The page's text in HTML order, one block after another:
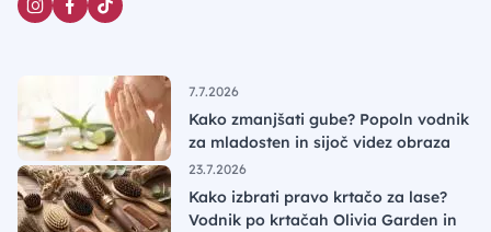
7.7.2026
Kako zmanjšati gube? Popoln vodnik
za mladosten in sijoč videz obraza
23.7.2026
Kako izbrati pravo krtačo za lase?
Vodnik po krtačah Olivia Garden in